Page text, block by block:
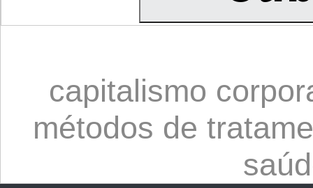
capitalismo
métodos de